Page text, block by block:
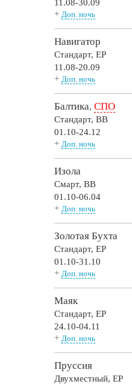
11.08-30.09
+Доп. ночь
Навигатор
Стандарт,EP
11.08-20.09
+Доп. ночь
Балтика,СПО
Стандарт,BB
01.10-24.12
+Доп. ночь
Изола
Смарт,BB
01.10-06.04
+Доп. ночь
Золотая Бухта
Стандарт,EP
01.10-31.10
+Доп. ночь
Маяк
Стандарт,EP
24.10-04.11
+Доп. ночь
Пруссия
Двухместный,EP